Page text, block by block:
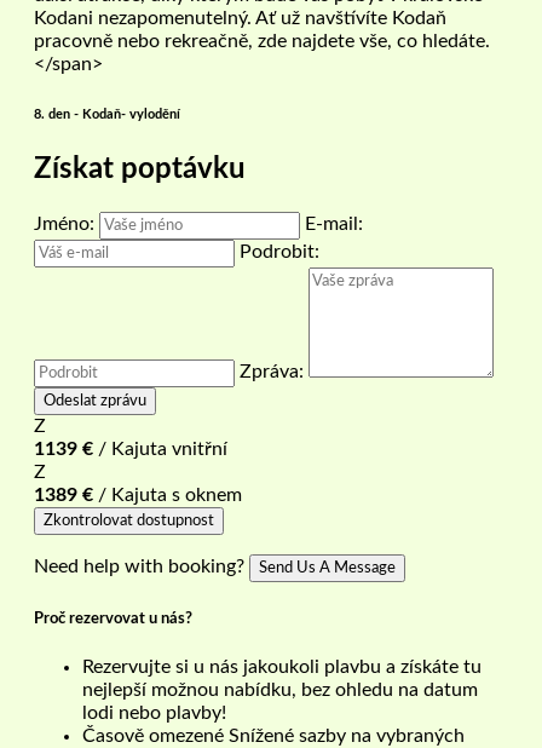
Kodani nezapomenutelný. Ať už navštívíte Kodaň
pracovně nebo rekreačně, zde najdete vše, co hledáte.
</span>
8. den - Kodaň- vylodění
Získat poptávku
Jméno:
E-mail:
Podrobit:
Zpráva:
Odeslat zprávu
Z
1139 € / Kajuta vnitřní
Z
1389 € / Kajuta s oknem
Zkontrolovat dostupnost
Need help with booking? Send Us A Message
Proč rezervovat u nás?
Rezervujte si u nás jakoukoli plavbu a získáte tu
nejlepší možnou nabídku, bez ohledu na datum
lodi nebo plavby!
Časově omezené Snížené sazby na vybraných